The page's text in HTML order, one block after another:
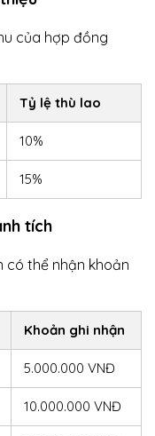
của hợp đồng
Tỷ lệ thù lao
10%
15%
tích
có thể nhận khoản
Khoản ghi nhận
5.000.000 VNĐ
10.000.000 VNĐ